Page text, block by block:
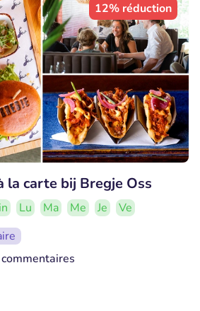
12% réduction
la carte bij Bregje Oss
Lu Ma Me Je
Ve